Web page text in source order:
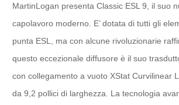
MartinLogan presenta Classic ESL 9, il suo
capolavoro moderno. E’ dotata di tutti gli
punta ESL, ma con alcune rivoluzionarie
questo eccezionale diffusore è il suo
con collegamento a vuoto XStat Curvilinear
da 9,2 pollici di larghezza. La tecnologia